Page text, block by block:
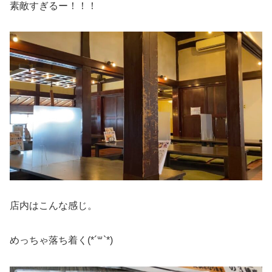
素敵すぎるー！！！
店内はこんな感じ。
めっちゃ落ち着く(*´꒳`*)